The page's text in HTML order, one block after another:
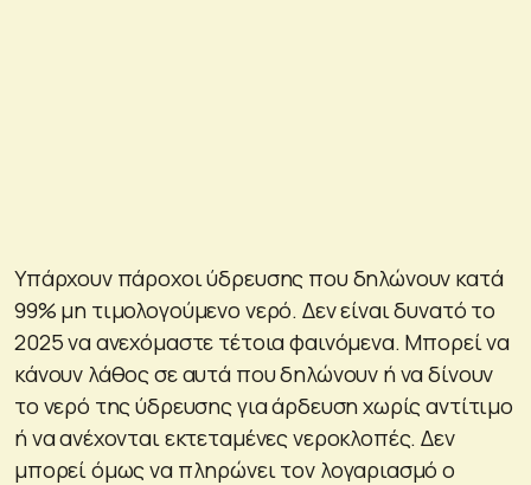
Υπάρχουν πάροχοι ύδρευσης που δηλώνουν κατά
99% μη τιμολογούμενο νερό. Δεν είναι δυνατό το
2025 να ανεχόμαστε τέτοια φαινόμενα. Μπορεί να
κάνουν λάθος σε αυτά που δηλώνουν ή να δίνουν
το νερό της ύδρευσης για άρδευση χωρίς αντίτιμο
ή να ανέχονται εκτεταμένες νεροκλοπές. Δεν
μπορεί όμως να πληρώνει τον λογαριασμό ο